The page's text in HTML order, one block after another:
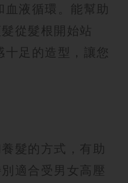
液循環。能幫助
從髮根開始站
十足的造型，讓您
髮的方式，有助
適合受男女高壓